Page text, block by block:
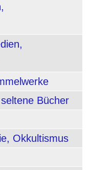
Bücher
Okkultismus